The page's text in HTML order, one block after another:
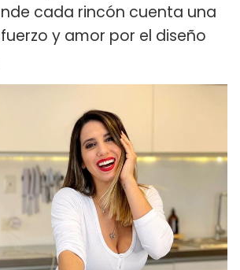
cada rincón cuenta una
y amor por el diseño